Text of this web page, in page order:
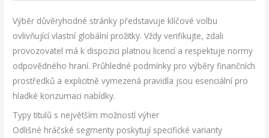
Výběr důvěryhodné stránky představuje klíčové volbu
ovlivňující vlastní globální prožitky. Vždy verifikujte, zdali
provozovatel má k dispozici platnou licencí a respektuje normy
odpovědného hraní. Průhledné podmínky pro výběry finančních
prostředků a explicitně vymezená pravidla jsou esenciální pro
hladké konzumaci nabídky.
Typy titulů s největším možností výher
Odlišné hráčské segmenty poskytují specifické varianty